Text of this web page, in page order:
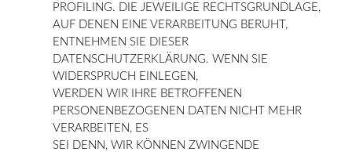
PROFILING. DIE JEWEILIGE RECHTSGRUNDLAGE,
AUF DENEN EINE VERARBEITUNG BERUHT,
ENTNEHMEN SIE DIESER
DATENSCHUTZERKLÄRUNG. WENN SIE
WIDERSPRUCH EINLEGEN,
WERDEN WIR IHRE BETROFFENEN
PERSONENBEZOGENEN DATEN NICHT MEHR
VERARBEITEN, ES
SEI DENN, WIR KÖNNEN ZWINGENDE